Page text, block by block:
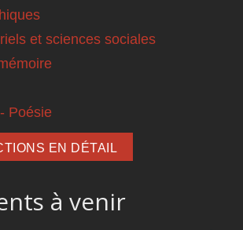
et sciences sociales
Poésie
EN DÉTAIL
à venir